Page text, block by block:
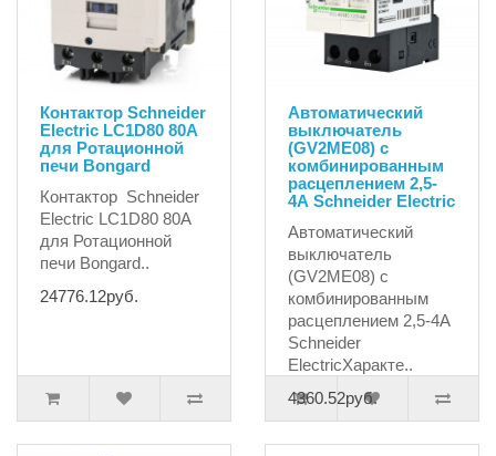
Контактор Schneider
Electric LC1D80 80А
для Ротационной
печи Bongard
Контактор Schneider
Electric LC1D80 80А
для Ротационной
печи Bongard..
24776.12руб.
Автоматический
выключатель
(GV2ME08) с
комбинированным
расцеплением 2,5-
4А Schneider Electric
Автоматический
выключатель
(GV2ME08) с
комбинированным
расцеплением 2,5-4А
Schneider
ElectricХаракте..
4360.52руб.